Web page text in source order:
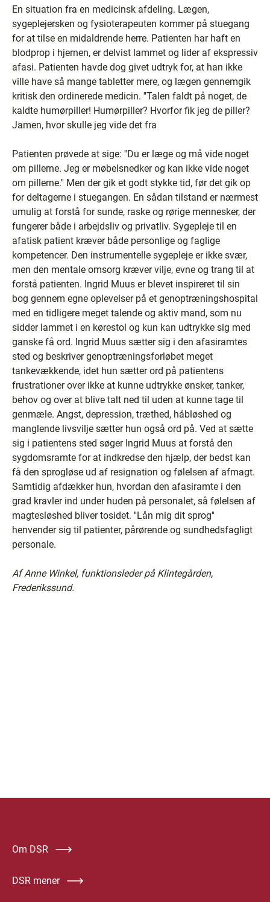
En situation fra en medicinsk afdeling. Lægen,
sygeplejersken og fysioterapeuten kommer på stuegang
for at tilse en midaldrende herre. Patienten har haft en
blodprop i hjernen, er delvist lammet og lider af ekspressiv
afasi. Patienten havde dog givet udtryk for, at han ikke
ville have så mange tabletter mere, og lægen gennemgik
kritisk den ordinerede medicin. ''Talen faldt på noget, de
kaldte humørpiller! Humørpiller? Hvorfor fik jeg de piller?
Jamen, hvor skulle jeg vide det fra
Patienten prøvede at sige: ''Du er læge og må vide noget
om pillerne. Jeg er møbelsnedker og kan ikke vide noget
om pillerne.'' Men der gik et godt stykke tid, før det gik op
for deltagerne i stuegangen. En sådan tilstand er nærmest
umulig at forstå for sunde, raske og rørige mennesker, der
fungerer både i arbejdsliv og privatliv. Sygepleje til en
afatisk patient kræver både personlige og faglige
kompetencer. Den instrumentelle sygepleje er ikke svær,
men den mentale omsorg kræver vilje, evne og trang til at
forstå patienten. Ingrid Muus er blevet inspireret til sin
bog gennem egne oplevelser på et genoptræningshospital
med en tidligere meget talende og aktiv mand, som nu
sidder lammet i en kørestol og kun kan udtrykke sig med
ganske få ord. Ingrid Muus sætter sig i den afasiramtes
sted og beskriver genoptræningsforløbet meget
tankevækkende, idet hun sætter ord på patientens
frustrationer over ikke at kunne udtrykke ønsker, tanker,
behov og over at blive talt ned til uden at kunne tage til
genmæle. Angst, depression, træthed, håbløshed og
manglende livsvilje sætter hun også ord på. Ved at sætte
sig i patientens sted søger Ingrid Muus at forstå den
sygdomsramte for at indkredse den hjælp, der bedst kan
få den sprogløse ud af resignation og følelsen af afmagt.
Samtidig afdækker hun, hvordan den afasiramte i den
grad kravler ind under huden på personalet, så følelsen af
magtesløshed bliver tosidet. ''Lån mig dit sprog''
henvender sig til patienter, pårørende og sundhedsfagligt
personale.
Af Anne Winkel, funktionsleder på Klintegården,
Frederikssund.
Om DSR
DSR mener